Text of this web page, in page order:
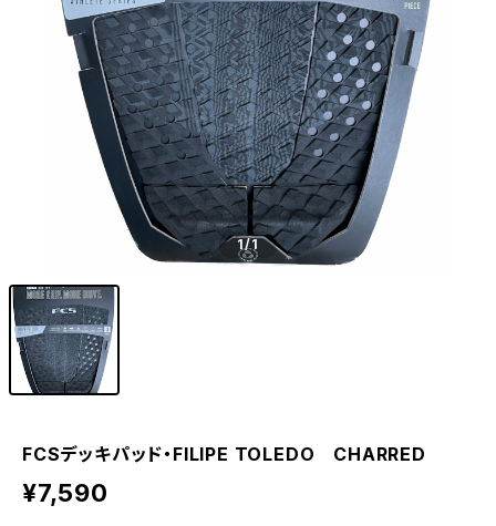
1/1
FCSデッキパッド・FILIPE TOLEDO CHARRED
¥7,590